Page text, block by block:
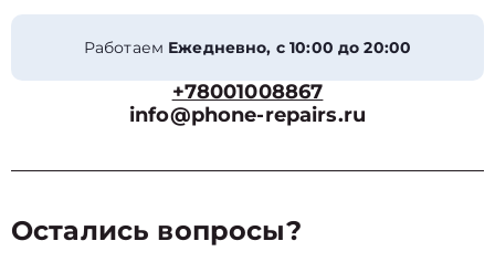
Работаем Ежедневно, с 10:00 до 20:00
+78001008867
info@phone-repairs.ru
Остались вопросы?